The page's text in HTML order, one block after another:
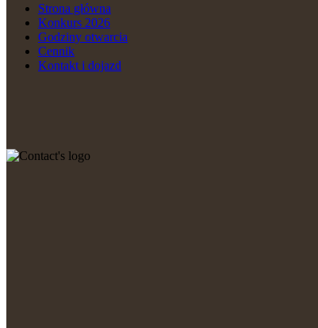
Strona główna
Konkurs 2026
Godziny otwarcia
Cennik
Kontakt i dojazd